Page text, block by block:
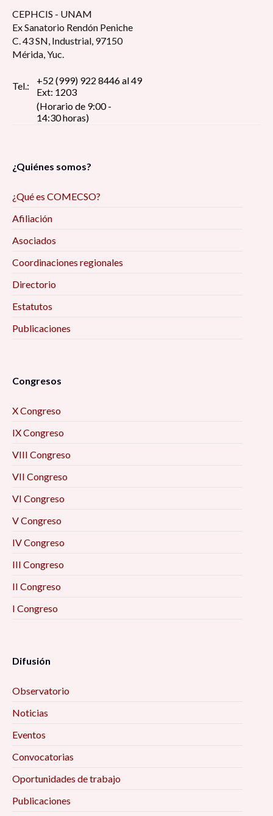
CEPHCIS - UNAM
Ex Sanatorio Rendón Peniche
C. 43 SN, Industrial, 97150
Mérida, Yuc.
Tel.:
+52 (999) 922 8446 al 49
Ext: 1203
(Horario de 9:00 -
14:30 horas)
¿Quiénes somos?
¿Qué es COMECSO?
Afiliación
Asociados
Coordinaciones regionales
Directorio
Estatutos
Publicaciones
Congresos
X Congreso
IX Congreso
VIII Congreso
VII Congreso
VI Congreso
V Congreso
IV Congreso
III Congreso
II Congreso
I Congreso
Difusión
Observatorio
Noticias
Eventos
Convocatorias
Oportunidades de trabajo
Publicaciones